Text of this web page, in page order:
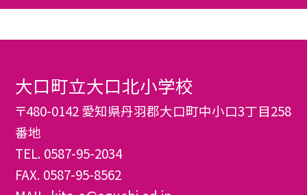
大口町立大口北小学校
〒480-0142 愛知県丹羽郡大口町中小口3丁目258
番地
TEL. 0587-95-2034
FAX. 0587-95-8562